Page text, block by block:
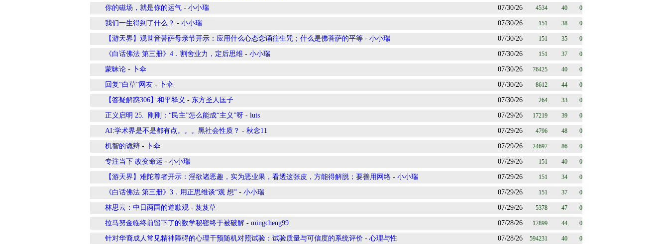
你的磁场，就是你的运气 - 小小瑞 07/30/26 4534 40 0
我们一生得到了什么？ - 小小瑞 07/30/26 151 38 0
【游天界】观世音菩萨母亲节开示：应用什么心态念诵往生咒；什么是佛菩萨的平等 - 小小瑞 07/30/26 151 35 0
《白话佛法 第三册》4．割舍业力，定后思维 - 小小瑞 07/30/26 151 37 0
蒙昧论 - 卜伞 07/30/26 76425 40 0
回复“白草”网友 - 卜伞 07/30/26 8612 44 0
【答疑解惑306】和平释义 - 东方圣人匡子 07/30/26 264 33 0
正义启明 25. 刚刚：“民主”怎么能成“主义”呀 - luis 07/29/26 17219 39 0
AI:学术界是不是都有点。。。黑社会性质？ - 秋念11 07/29/26 4796 48 0
机智的诡辩 - 卜伞 07/29/26 24697 86 0
专注当下 改变命运 - 小小瑞 07/29/26 151 40 0
【游天界】难陀尊者开示：淫欲诸恶趣，实为恶业果，看透这张皮，方能得解脱；要善用网络 - 小小瑞 07/29/26 151 34 0
《白话佛法 第三册》3．用正思维谈“观 想” - 小小瑞 07/29/26 151 37 0
林思云：中日两国的道歉观 - 芨芨草 07/29/26 5378 47 0
拉马努金临终前留下了的数学秘密终于被破解 - mingcheng99 07/28/26 17899 44 0
针对华裔成人常见精神障碍的心理干预随机对照试验：试验质量与可信度的系统评价 - 心理与性 07/28/26 594231 40 0